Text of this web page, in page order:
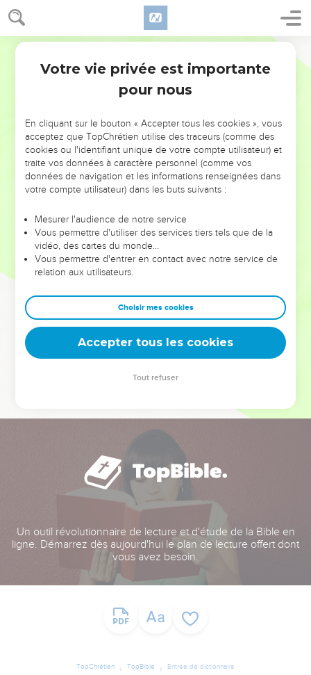
NE MANQUEZ PAS L’ÉVÉNEMENT
DE L’ANNÉE !
ET SI LEURS ERREURS POUVAIENT VOUS ÉVITER LES
VOTRES ?
leur foi ou leur vision. Mais on voit moins les doutes, les erreurs
et les saisons difficiles qu'ils ont traversés, alors même que ce
sont elles qui les ont façonnés.
Dans cette conférence, leaders, entrepreneurs, et responsables
clés pour avancer avec plus de sagesse afin que leurs erreurs
deviennent vos tremplins. Que vous guidiez un ministère, une
équipe, un groupe ou une famille, leur expérience est faite
Un outil révolutionnaire de lecture et d'étude de la Bible en
ligne. Démarrez dès aujourd'hui le plan de lecture offert dont
vous avez besoin.
TopChrétien TopBible Entrée de dictionnaire
Votre vie privée est importante
pour nous
En cliquant sur le bouton « Accepter tous les cookies », vous
acceptez que TopChrétien utilise des traceurs (comme des
cookies ou l'identifiant unique de votre compte utilisateur) et
traite vos données à caractère personnel (comme vos
données de navigation et les informations renseignées dans
votre compte utilisateur) dans les buts suivants :
Mesurer l'audience de notre service
Vous permettre d'utiliser des services tiers tels que de la
vidéo, des cartes du monde…
Vous permettre d'entrer en contact avec notre service de
relation aux utilisateurs.
Choisir mes cookies
Accepter tous les cookies
Tout refuser